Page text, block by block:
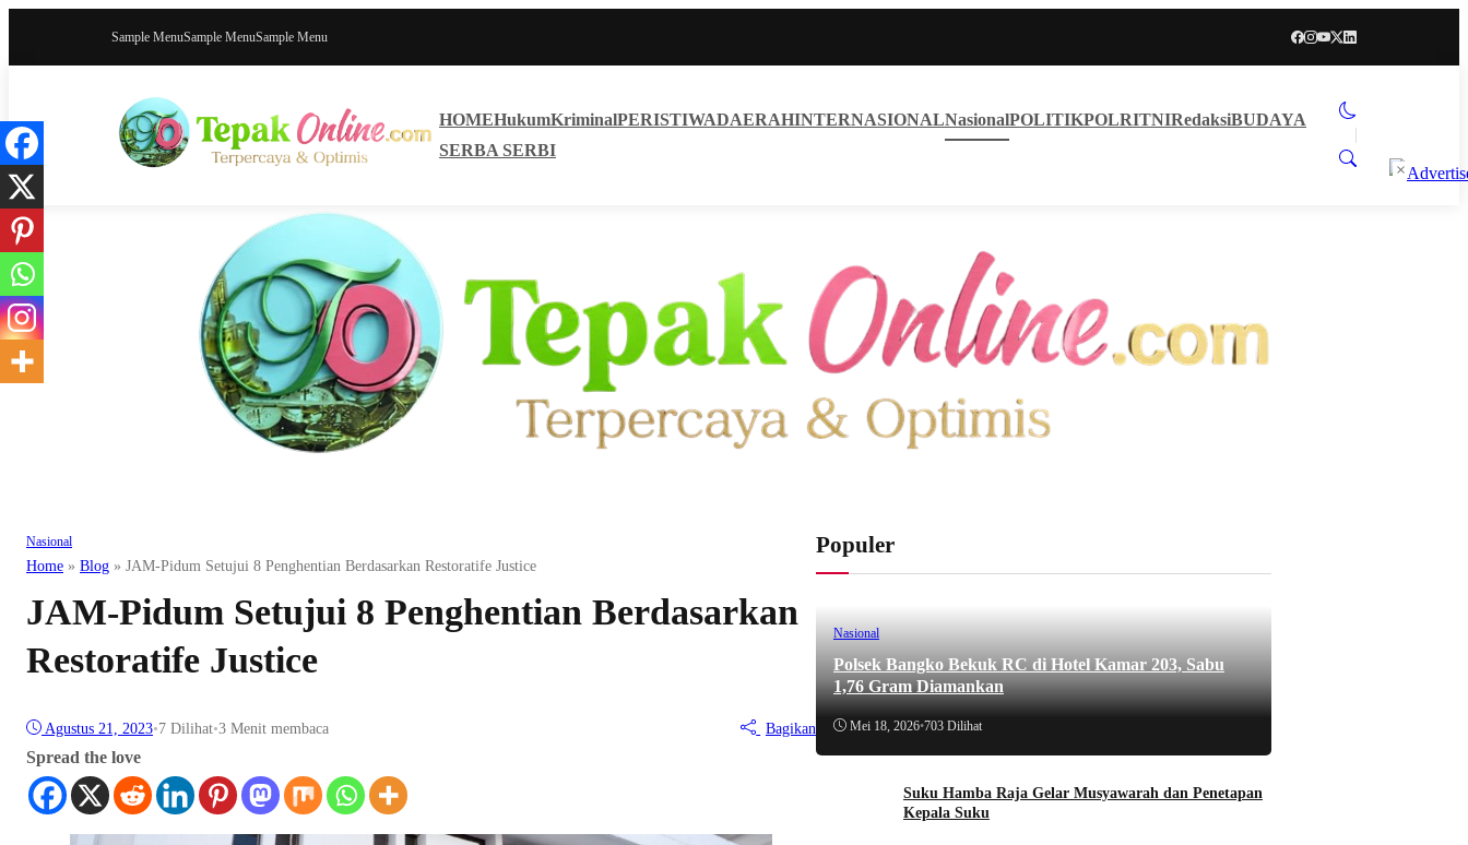
Sample MenuSample MenuSample Menu
HOMEHukumKriminalPERISTIWADAERAHINTERNASIONALNasionalPOLITIKPOLRITNIRedaksiBUDAYA
SERBA SERBI
Nasional
Home » Blog » JAM-Pidum Setujui 8 Penghentian Berdasarkan Restoratife Justice
JAM-Pidum Setujui 8 Penghentian Berdasarkan
Restoratife Justice
Agustus 21, 2023•7 Dilihat•3 Menit membaca Bagikan
Spread the love
Populer
Nasional
Polsek Bangko Bekuk RC di Hotel Kamar 203, Sabu
1,76 Gram Diamankan
Mei 18, 2026•703 Dilihat
Suku Hamba Raja Gelar Musyawarah dan Penetapan
Kepala Suku
×